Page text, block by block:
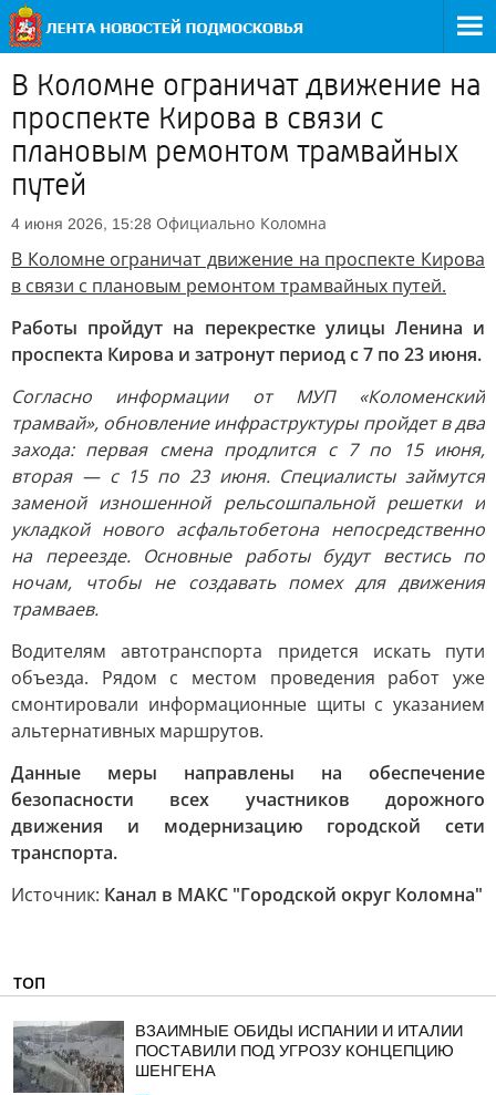
В Коломне ограничат движение на
проспекте Кирова в связи с
плановым ремонтом трамвайных
путей
4 июня 2026, 15:28 Официально Коломна
В Коломне ограничат движение на проспекте Кирова
в связи с плановым ремонтом трамвайных путей.
Работы пройдут на перекрестке улицы Ленина и
проспекта Кирова и затронут период с 7 по 23 июня.
Согласно информации от МУП «Коломенский
трамвай», обновление инфраструктуры пройдет в два
захода: первая смена продлится с 7 по 15 июня,
вторая — с 15 по 23 июня. Специалисты займутся
заменой изношенной рельсошпальной решетки и
укладкой нового асфальтобетона непосредственно
на переезде. Основные работы будут вестись по
ночам, чтобы не создавать помех для движения
трамваев.
Водителям автотранспорта придется искать пути
объезда. Рядом с местом проведения работ уже
смонтировали информационные щиты с указанием
альтернативных маршрутов.
Данные меры направлены на обеспечение
безопасности всех участников дорожного
движения и модернизацию городской сети
транспорта.
Источник: Канал в МАКС "Городской округ Коломна"
ТОП
ВЗАИМНЫЕ ОБИДЫ ИСПАНИИ И ИТАЛИИ
ПОСТАВИЛИ ПОД УГРОЗУ КОНЦЕПЦИЮ
ШЕНГЕНА